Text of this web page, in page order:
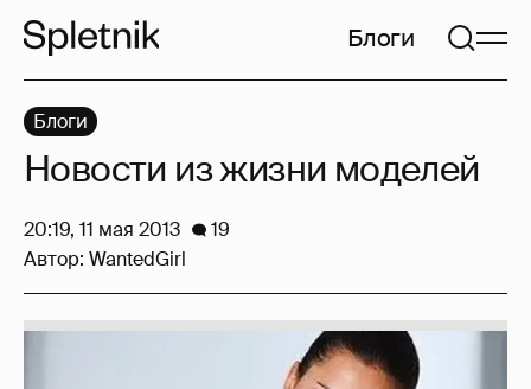
Блоги
Блоги
Новости из жизни моделей
20:19, 11 мая 2013
19
Автор: WantedGirl